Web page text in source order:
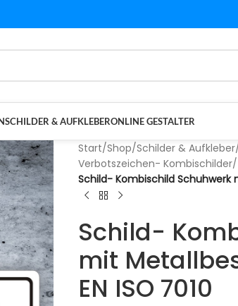
SCHILDER & AUFKLEBERONLINE GESTALTER
Start/Shop/Schilder & Aufkleber
Verbotszeichen- Kombischilder/
Schild- Kombischild Schuhwerk
Schild-
mit
EN ISO 7010